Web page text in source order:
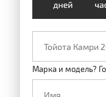
Марка и модель?